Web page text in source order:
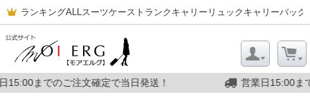
ランキングALLスーツケース トランクキャリー リュックキャリーバッグ
日発送！ 営業日15:00までのご注文確定で当日発送